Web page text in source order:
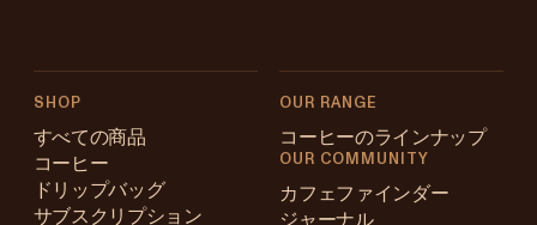
SHOP
すべての商品
コーヒー
ドリップバッグ
サブスクリプション
OUR RANGE
コーヒーのラインナップ
OUR COMMUNITY
カフェファインダー
ジャーナル